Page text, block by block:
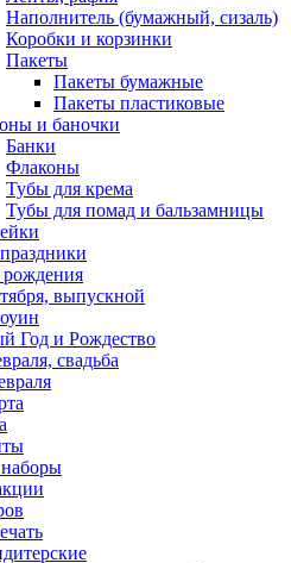
Наполнитель (бумажный, сизаль)
Коробки и корзинки
Пакеты
Пакеты бумажные
Пакеты пластиковые
и баночки
Банки
Флаконы
Тубы для крема
Тубы для помад и бальзамницы
рождения
выпускной
Год и Рождество
свадьба